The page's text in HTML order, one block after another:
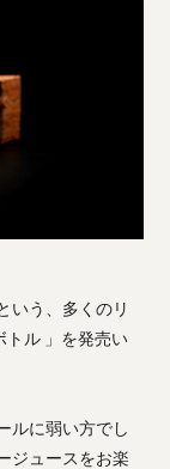
いう、多くのリ
トル 」を発売い
ルに弱い方でし
ジュースをお楽